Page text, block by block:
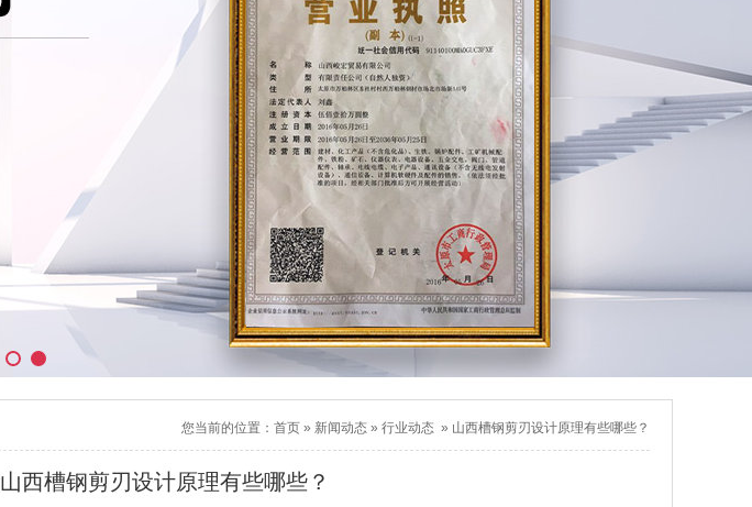
您当前的位置： 首页 » 新闻动态 » 行业动态 » 山西槽钢剪刃设计原理有些哪些？
山西槽钢剪刃设计原理有些哪些？